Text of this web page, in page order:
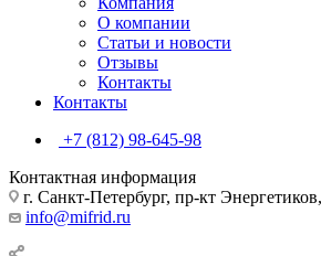
О компании
Статьи и новости
Отзывы
Контакты
Контакты
+7 (812) 98-645-98
Контактная информация
г. Санкт-Петербург, пр-кт
info@mifrid.ru